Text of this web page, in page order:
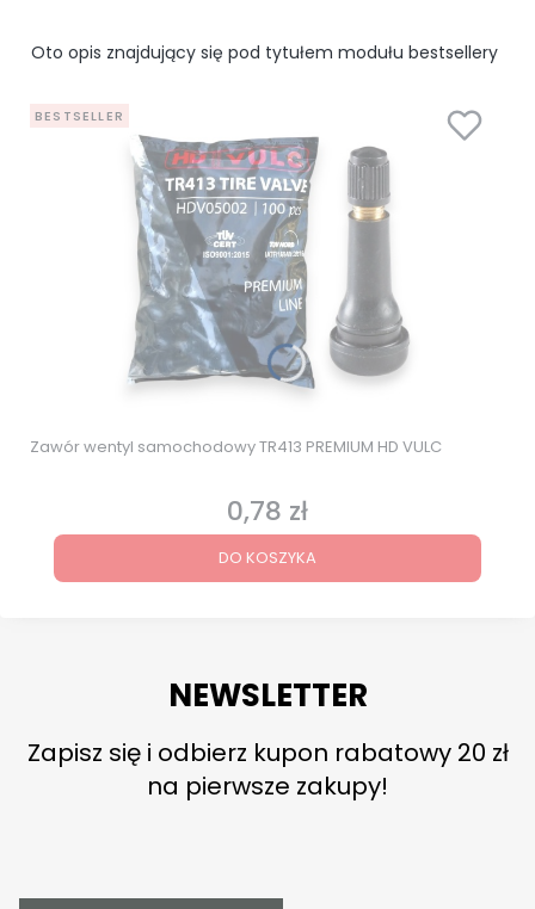
Oto opis znajdujący się pod tytułem modułu bestsellery
BESTSELLER
Zawór wentyl samochodowy TR413 PREMIUM HD VULC
Cena
0,78 zł
DO KOSZYKA
NEWSLETTER
Zapisz się i odbierz kupon rabatowy 20 zł
na pierwsze zakupy!